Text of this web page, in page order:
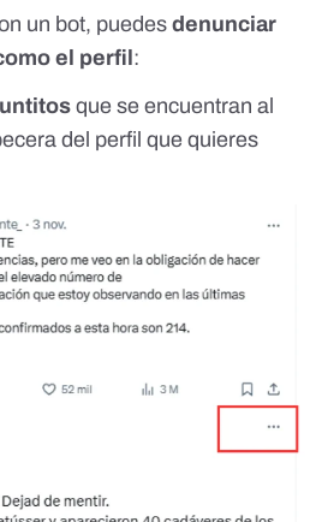
un bot, puedes denunciar
el perfil:
que se encuentran al
del perfil que quieres